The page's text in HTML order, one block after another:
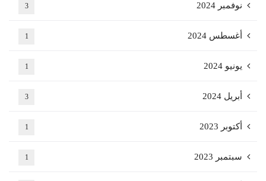
نوفمبر 2024 3
أغسطس 2024 1
يونيو 2024 1
أبريل 2024 3
أكتوبر 2023 1
سبتمبر 2023 1